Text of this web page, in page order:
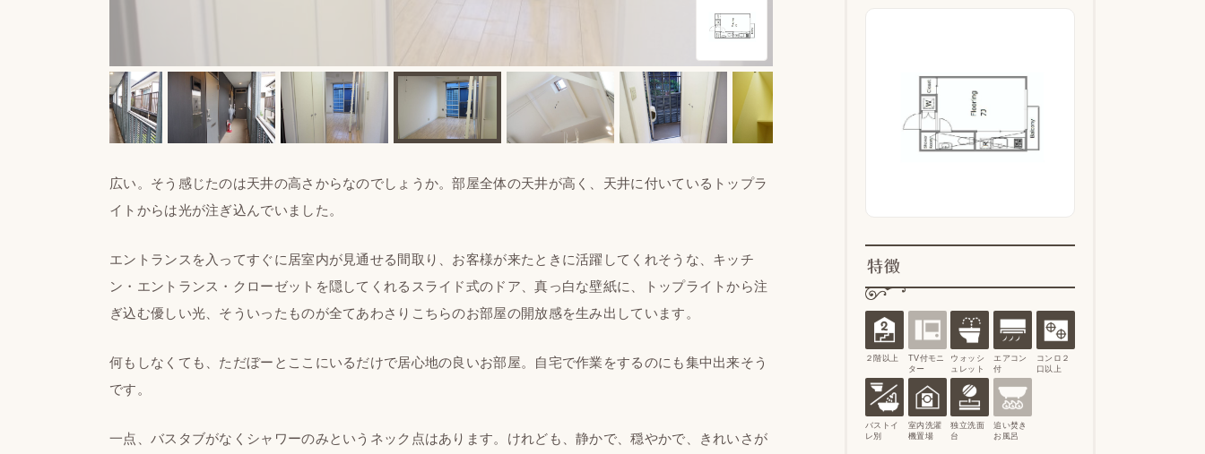
広い。そう感じたのは天井の高さからなのでしょうか。部屋全体の天井が高く、天井に付いているトップラ
イトからは光が注ぎ込んでいました。
エントランスを入ってすぐに居室内が見通せる間取り、お客様が来たときに活躍してくれそうな、キッチ
ン・エントランス・クローゼットを隠してくれるスライド式のドア、真っ白な壁紙に、トップライトから注
ぎ込む優しい光、そういったものが全てあわさりこちらのお部屋の開放感を生み出しています。
何もしなくても、ただぼーとここにいるだけで居心地の良いお部屋。自宅で作業をするのにも集中出来そう
です。
一点、バスタブがなくシャワーのみというネック点はあります。けれども、静かで、穏やかで、きれいさが
特徴
２階以上
TV付モニ
ター
ウォッシ
ュレット
エアコン
付
コンロ２
口以上
バストイ
レ別
室内洗濯
機置場
独立洗面
台
追い焚き
お風呂